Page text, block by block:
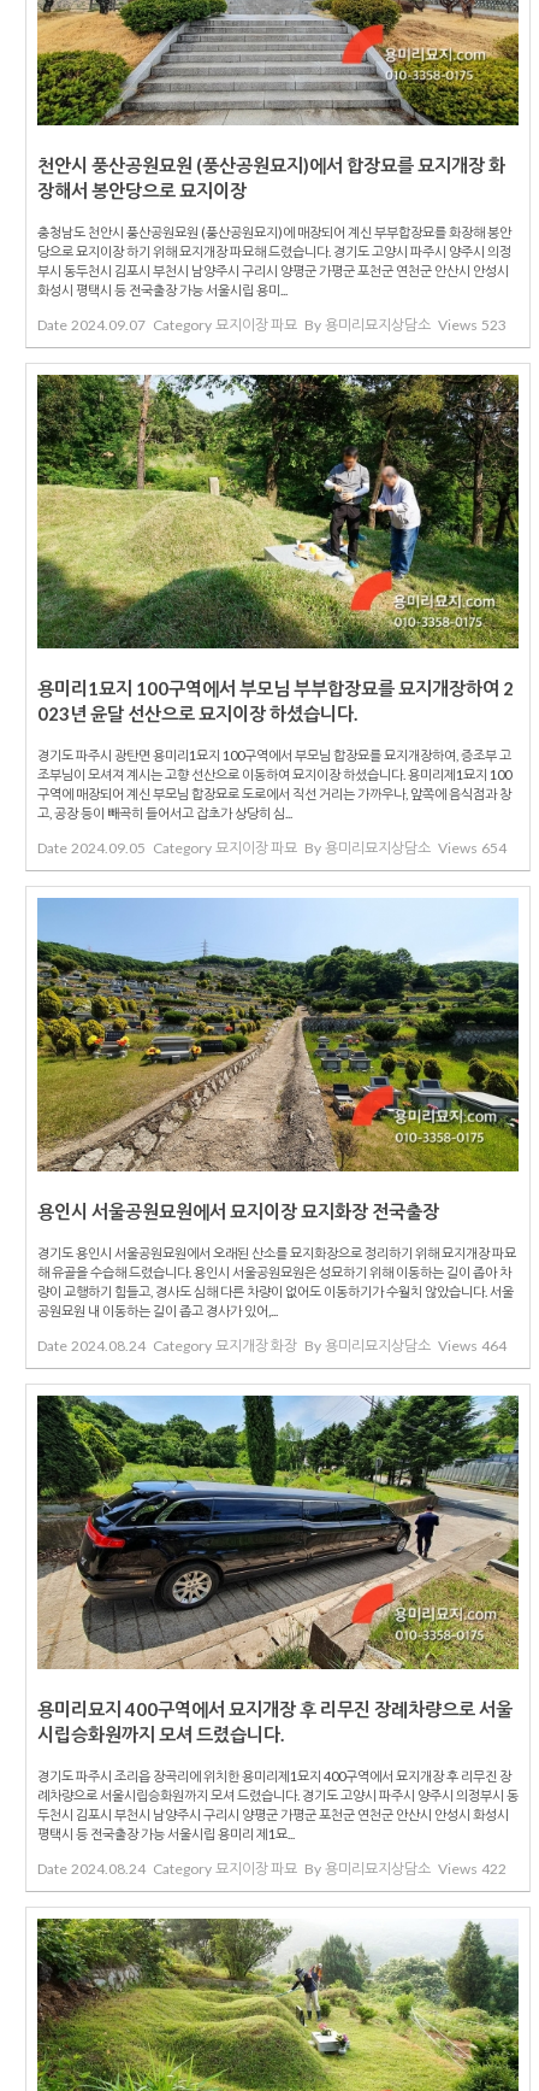
천안시 풍산공원묘원 (풍산공원묘지)에서 합장묘를 묘지개장 화
장해서 봉안당으로 묘지이장
충청남도 천안시 풍산공원묘원 (풍산공원묘지)에 매장되어 계신 부부합장묘를 화장해 봉안
당으로 묘지이장 하기 위해 묘지개장 파묘해 드렸습니다. 경기도 고양시 파주시 양주시 의정
부시 동두천시 김포시 부천시 남양주시 구리시 양평군 가평군 포천군 연천군 안산시 안성시
화성시 평택시 등 전국출장 가능 서울시립 용미...
Date 2024.09.07 Category 묘지이장 파묘 By 용미리묘지상담소 Views 523
용미리1묘지 100구역에서 부모님 부부합장묘를 묘지개장하여 2
023년 윤달 선산으로 묘지이장 하셨습니다.
경기도 파주시 광탄면 용미리1묘지 100구역에서 부모님 합장묘를 묘지개장하여, 증조부 고
조부님이 모셔져 계시는 고향 선산으로 이동하여 묘지이장 하셨습니다. 용미리제1묘지 100
구역에 매장되어 계신 부모님 합장묘로 도로에서 직선 거리는 가까우나, 앞쪽에 음식점과 창
고, 공장 등이 빼곡히 들어서고 잡초가 상당히 심...
Date 2024.09.05 Category 묘지이장 파묘 By 용미리묘지상담소 Views 654
용인시 서울공원묘원에서 묘지이장 묘지화장 전국출장
경기도 용인시 서울공원묘원에서 오래된 산소를 묘지화장으로 정리하기 위해 묘지개장 파묘
해 유골을 수습해 드렸습니다. 용인시 서울공원묘원은 성묘하기 위해 이동하는 길이 좁아 차
량이 교행하기 힘들고, 경사도 심해 다른 차량이 없어도 이동하기가 수월치 않았습니다. 서울
공원묘원 내 이동하는 길이 좁고 경사가 있어,...
Date 2024.08.24 Category 묘지개장 화장 By 용미리묘지상담소 Views 464
용미리묘지 400구역에서 묘지개장 후 리무진 장례차량으로 서울
시립승화원까지 모셔 드렸습니다.
경기도 파주시 조리읍 장곡리에 위치한 용미리제1묘지 400구역에서 묘지개장 후 리무진 장
례차량으로 서울시립승화원까지 모셔 드렸습니다. 경기도 고양시 파주시 양주시 의정부시 동
두천시 김포시 부천시 남양주시 구리시 양평군 가평군 포천군 연천군 안산시 안성시 화성시
평택시 등 전국출장 가능 서울시립 용미리 제1묘...
Date 2024.08.24 Category 묘지이장 파묘 By 용미리묘지상담소 Views 422